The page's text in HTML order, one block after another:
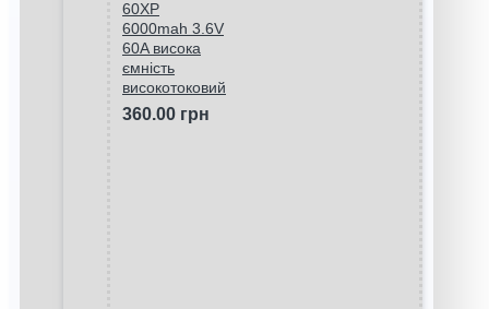
60XP
6000mah 3.6V
60A висока
ємність
високотоковий
360.00 грн